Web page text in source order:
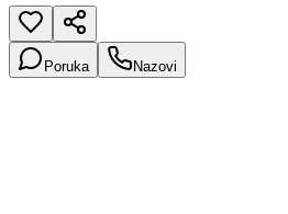
Poruka Nazovi